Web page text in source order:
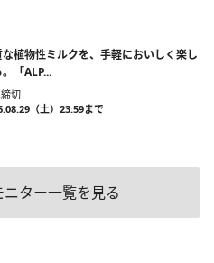
な植物性ミルクを、手軽においしく楽し
「ALP...
切
（土）23:59まで
ター一覧を見る